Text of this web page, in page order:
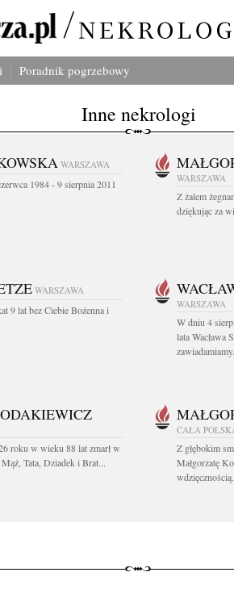
Poradnik pogrzebowy
Inne nekrologi
WARSZAWA
1984 - 9 sierpnia 2011
WARSZAWA
Z żalem
dziękując za
WARSZAWA
9 lat bez Ciebie Bożenna i
WARSZAWA
W dniu 4
lata Wacława
roku w wieku 88 lat zmarł w
Tata, Dziadek i Brat...
CAŁA
Z głębokim
Małgorzatę